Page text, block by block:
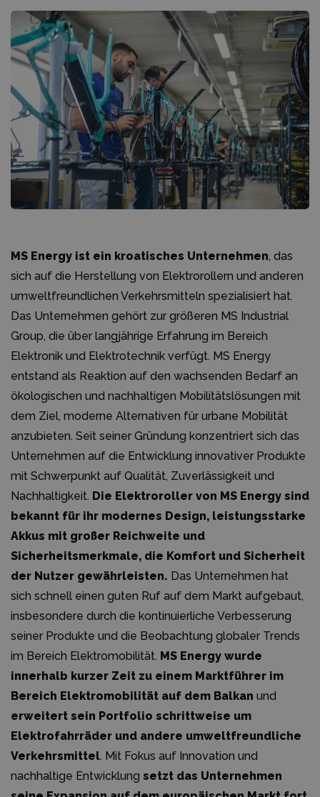
MS Energy ist ein kroatisches Unternehmen, das
sich auf die Herstellung von Elektrorollern und anderen
umweltfreundlichen Verkehrsmitteln spezialisiert hat.
Das Unternehmen gehört zur größeren MS Industrial
Group, die über langjährige Erfahrung im Bereich
Elektronik und Elektrotechnik verfügt. MS Energy
entstand als Reaktion auf den wachsenden Bedarf an
ökologischen und nachhaltigen Mobilitätslösungen mit
dem Ziel, moderne Alternativen für urbane Mobilität
anzubieten. Seit seiner Gründung konzentriert sich das
Unternehmen auf die Entwicklung innovativer Produkte
mit Schwerpunkt auf Qualität, Zuverlässigkeit und
Nachhaltigkeit. Die Elektroroller von MS Energy sind
bekannt für ihr modernes Design, leistungsstarke
Akkus mit großer Reichweite und
Sicherheitsmerkmale, die Komfort und Sicherheit
der Nutzer gewährleisten. Das Unternehmen hat
sich schnell einen guten Ruf auf dem Markt aufgebaut,
insbesondere durch die kontinuierliche Verbesserung
seiner Produkte und die Beobachtung globaler Trends
im Bereich Elektromobilität. MS Energy wurde
innerhalb kurzer Zeit zu einem Marktführer im
Bereich Elektromobilität auf dem Balkan und
erweitert sein Portfolio schrittweise um
Elektrofahrräder und andere umweltfreundliche
Verkehrsmittel. Mit Fokus auf Innovation und
nachhaltige Entwicklung setzt das Unternehmen